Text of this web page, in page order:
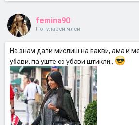
femina90
Популарен член
Не знам дали мислиш на вакви, ама и
убави, па уште со убави штикли..